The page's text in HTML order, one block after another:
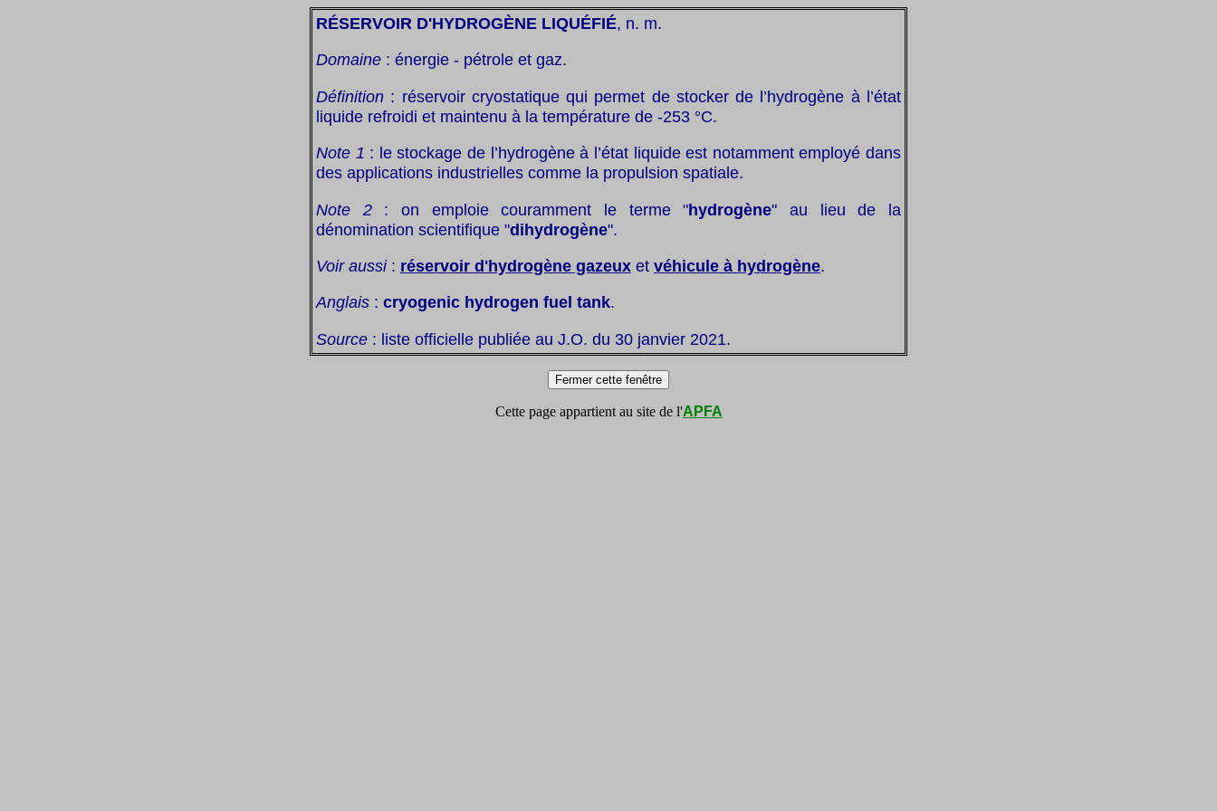
RÉSERVOIR D'HYDROGÈNE LIQUÉFIÉ, n. m.
Domaine : énergie - pétrole et gaz.
Définition : réservoir cryostatique qui permet de stocker de l’hydrogène à l’état
liquide refroidi et maintenu à la température de -253 °C.
Note 1 : le stockage de l’hydrogène à l’état liquide est notamment employé dans
des applications industrielles comme la propulsion spatiale.
Note 2: on emploie couramment le terme "hydrogène" au lieu de la
dénomination scientifique "dihydrogène".
Voir aussi: réservoir d'hydrogène gazeux et véhicule à hydrogène.
Anglais : cryogenic hydrogen fuel tank.
Source : liste officielle publiée au J.O. du 30 janvier 2021.
Cette page appartient au site de l'APFA